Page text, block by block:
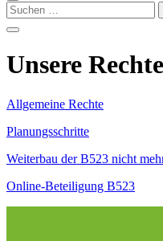
Suchen
nach:
Unsere Rechte
Allgemeine Rechte
Planungsschritte
Weiterbau der B523 nicht
Online-Beteiligung B523